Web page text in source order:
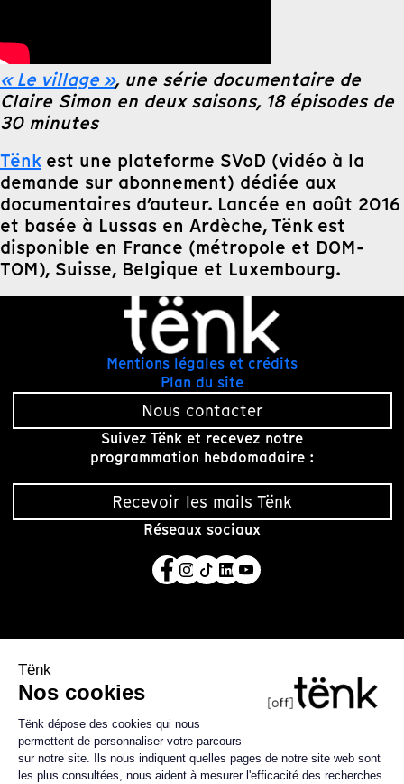
« Le village », une série documentaire de
Claire Simon en deux saisons, 18 épisodes de
30 minutes
Tënkest une plateforme SVoD (vidéo à la
demande sur abonnement) dédiée aux
documentaires d’auteur. Lancée en août 2016
et basée à Lussas en Ardèche, Tënk est
disponible en France (métropole et DOM-
TOM), Suisse, Belgique et Luxembourg.
Mentions légales et crédits
Plan du site
Nous contacter
Suivez Tënk et recevez notre
programmation hebdomadaire :
Recevoir les mails Tënk
Réseaux sociaux